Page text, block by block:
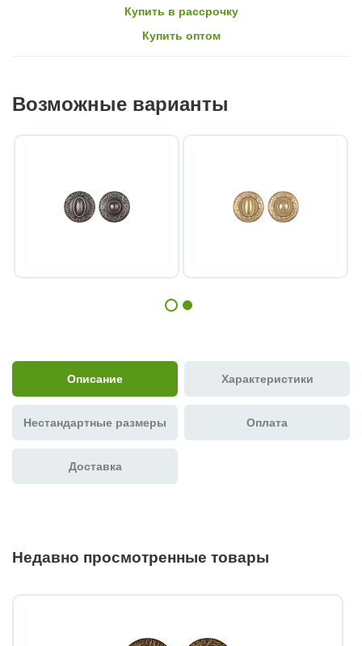
Купить в рассрочку
Купить оптом
Возможные варианты
Описание Характеристики
Нестандартные размеры Оплата
Доставка
Недавно просмотренные товары